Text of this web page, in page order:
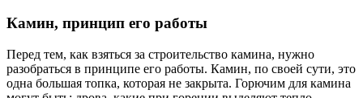
Камин, принцип его работы
Перед тем, как взяться за строительство камина, нужно
разобраться в принципе его работы. Камин, по своей сути, это
одна большая топка, которая не закрыта. Горючим для камина